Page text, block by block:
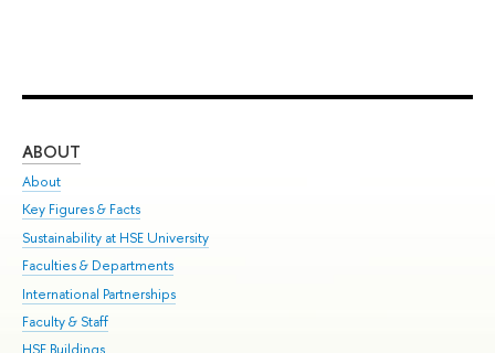
ABOUT
About
Key Figures & Facts
Sustainability at HSE University
Faculties & Departments
International Partnerships
Faculty & Staff